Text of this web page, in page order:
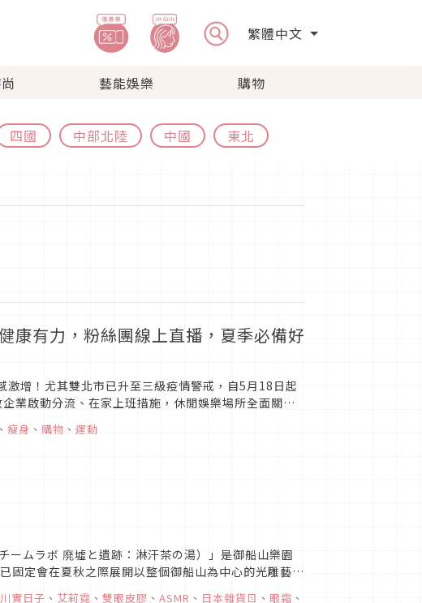
繁體中文
藝能娛樂 購物
四國 中部北陸 中國 東北
康有力，粉絲團線上直播，夏季必備好
增！尤其雙北市已升至三級疫情警戒，自5月18日起
業啟動分流、在家上班措施，休閒娛樂場所全面關
、 瘦身 、 購物 、 運動
ムラボ 廃墟と遺跡：淋汗茶の湯）」是御船山樂園
定會在夏秋之際展開以整個御船山為中心的光雕藝術
是配合一年四...
實日子 、 艾莉霓 、 雙眼皮膠 、 ASMR 、 日本雜貨ㄖ 、 眼霜 、